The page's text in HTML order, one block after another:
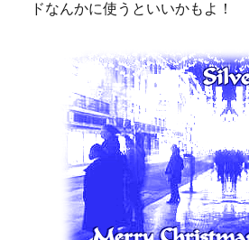
ドなんかに使うといいかもよ！